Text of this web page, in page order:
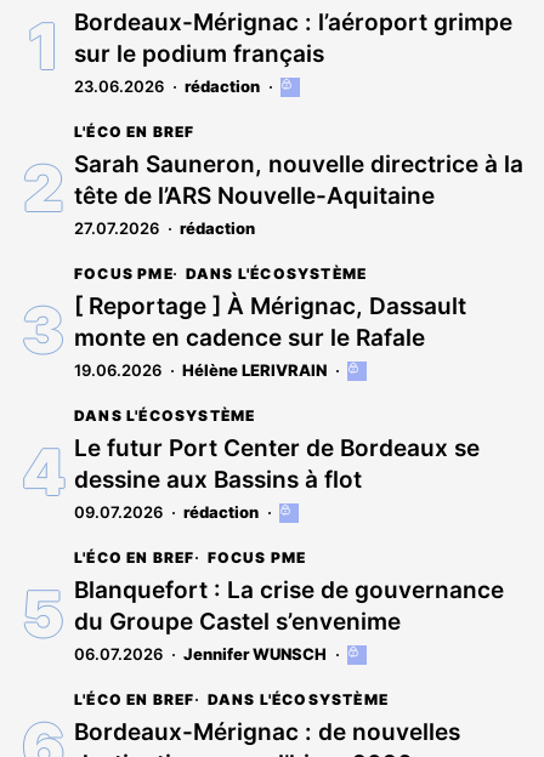
Bordeaux-Mérignac : l’aéroport grimpe
sur le podium français
23.06.2026 rédaction
Cet
réservé
aux
abonnés
L'ÉCO EN BREF
Sarah Sauneron, nouvelle directrice à la
tête de l’ARS Nouvelle-Aquitaine
27.07.2026 rédaction
FOCUS PME DANS L'ÉCOSYSTÈME
[ Reportage ] À Mérignac, Dassault
monte en cadence sur le Rafale
19.06.2026 Hélène LERIVRAIN
Cet
réservé
aux
abonnés
DANS L'ÉCOSYSTÈME
Le futur Port Center de Bordeaux se
dessine aux Bassins à flot
09.07.2026 rédaction
Cet
est
réservé
aux
abonnés
L'ÉCO EN BREF FOCUS PME
Blanquefort : La crise de gouvernance
du Groupe Castel s’envenime
06.07.2026 Jennifer WUNSCH
Cet
est
réservé
L'ÉCO EN BREF DANS L'ÉCOSYSTÈME
Bordeaux-Mérignac : de nouvelles